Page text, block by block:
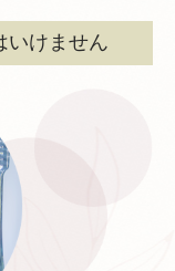
いけません